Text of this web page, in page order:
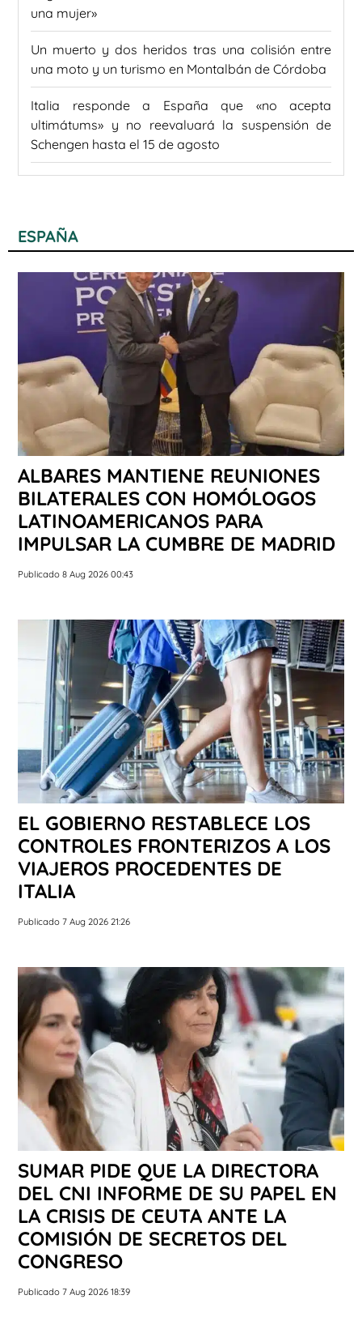
una mujer»
Un muerto y dos heridos tras una colisión entre
una moto y un turismo en Montalbán de Córdoba
Italia responde a España que «no acepta
ultimátums» y no reevaluará la suspensión de
Schengen hasta el 15 de agosto
ESPAÑA
ALBARES MANTIENE REUNIONES
BILATERALES CON HOMÓLOGOS
LATINOAMERICANOS PARA
IMPULSAR LA CUMBRE DE MADRID
Publicado 8 Aug 2026 00:43
EL GOBIERNO RESTABLECE LOS
CONTROLES FRONTERIZOS A LOS
VIAJEROS PROCEDENTES DE
ITALIA
Publicado 7 Aug 2026 21:26
SUMAR PIDE QUE LA DIRECTORA
DEL CNI INFORME DE SU PAPEL EN
LA CRISIS DE CEUTA ANTE LA
COMISIÓN DE SECRETOS DEL
CONGRESO
Publicado 7 Aug 2026 18:39